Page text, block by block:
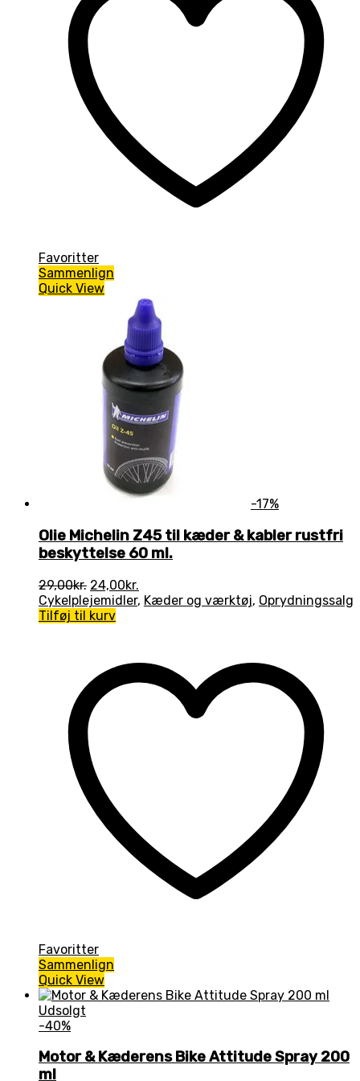
Favoritter
Sammenlign
Quick View
-17%
Olie Michelin Z45 til kæder & kabler rustfri
beskyttelse 60 ml.
29,00kr. Den
oprindelige
pris
24,00kr.
aktuelle
Cykelplejemidler, Kæder og værktøj, Oprydningssalg
Tilføj til kurv
Favoritter
Sammenlign
Quick View
Udsolgt
-40%
Motor & Kæderens Bike Attitude Spray 200
ml